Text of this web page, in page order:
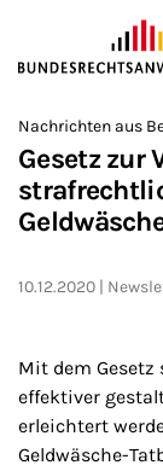
ZUM
Sie befinden sich
>
Startseite
>
Nachrichten aus
Gesetz zur
10.12.2020
Mit dem Gesetz
effektiver
erleichtert
Geldwäsche-